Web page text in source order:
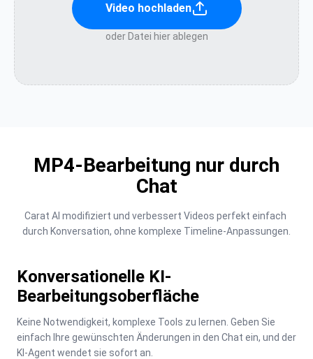
Video hochladen
oder Datei hier ablegen
MP4-Bearbeitung nur durch
Chat
Carat AI modifiziert und verbessert Videos perfekt einfach
durch Konversation, ohne komplexe Timeline-Anpassungen.
Konversationelle KI-
Bearbeitungsoberfläche
Keine Notwendigkeit, komplexe Tools zu lernen. Geben Sie
einfach Ihre gewünschten Änderungen in den Chat ein, und der
KI-Agent wendet sie sofort an.